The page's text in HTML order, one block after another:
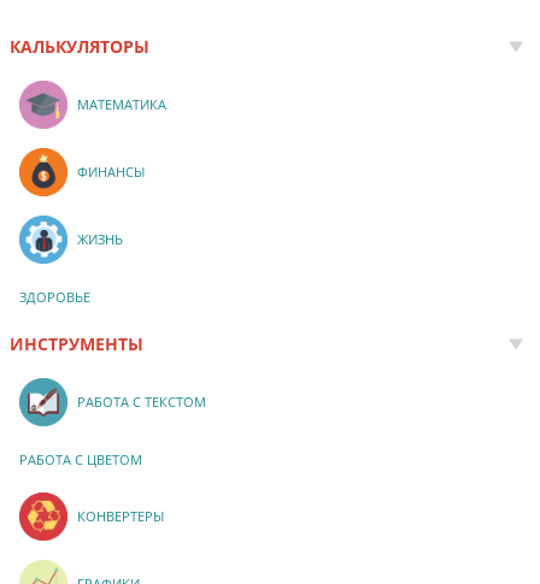
КАЛЬКУЛЯТОРЫ
МАТЕМАТИКА
ФИНАНСЫ
ЖИЗНЬ
ЗДОРОВЬЕ
ИНСТРУМЕНТЫ
РАБОТА С ТЕКСТОМ
РАБОТА С ЦВЕТОМ
КОНВЕРТЕРЫ